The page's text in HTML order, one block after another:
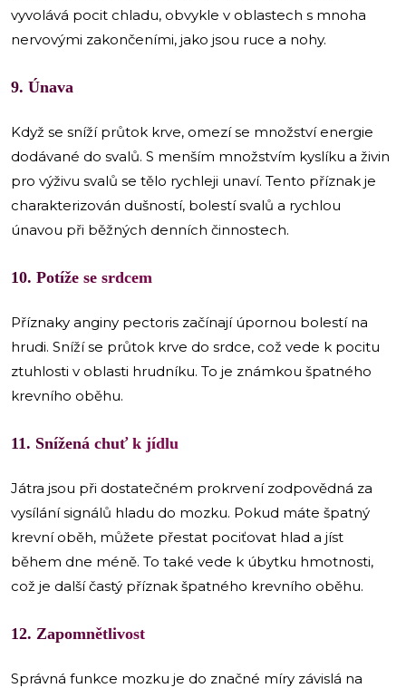
vyvolává pocit chladu, obvykle v oblastech s mnoha
nervovými zakončeními, jako jsou ruce a nohy.
9. Únava
Když se sníží průtok krve, omezí se množství energie
dodávané do svalů. S menším množstvím kyslíku a živin
pro výživu svalů se tělo rychleji unaví. Tento příznak je
charakterizován dušností, bolestí svalů a rychlou
únavou při běžných denních činnostech.
10. Potíže se srdcem
Příznaky anginy pectoris začínají úpornou bolestí na
hrudi. Sníží se průtok krve do srdce, což vede k pocitu
ztuhlosti v oblasti hrudníku. To je známkou špatného
krevního oběhu.
11. Snížená chuť k jídlu
Játra jsou při dostatečném prokrvení zodpovědná za
vysílání signálů hladu do mozku. Pokud máte špatný
krevní oběh, můžete přestat pociťovat hlad a jíst
během dne méně. To také vede k úbytku hmotnosti,
což je další častý příznak špatného krevního oběhu.
12. Zapomnětlivost
Správná funkce mozku je do značné míry závislá na